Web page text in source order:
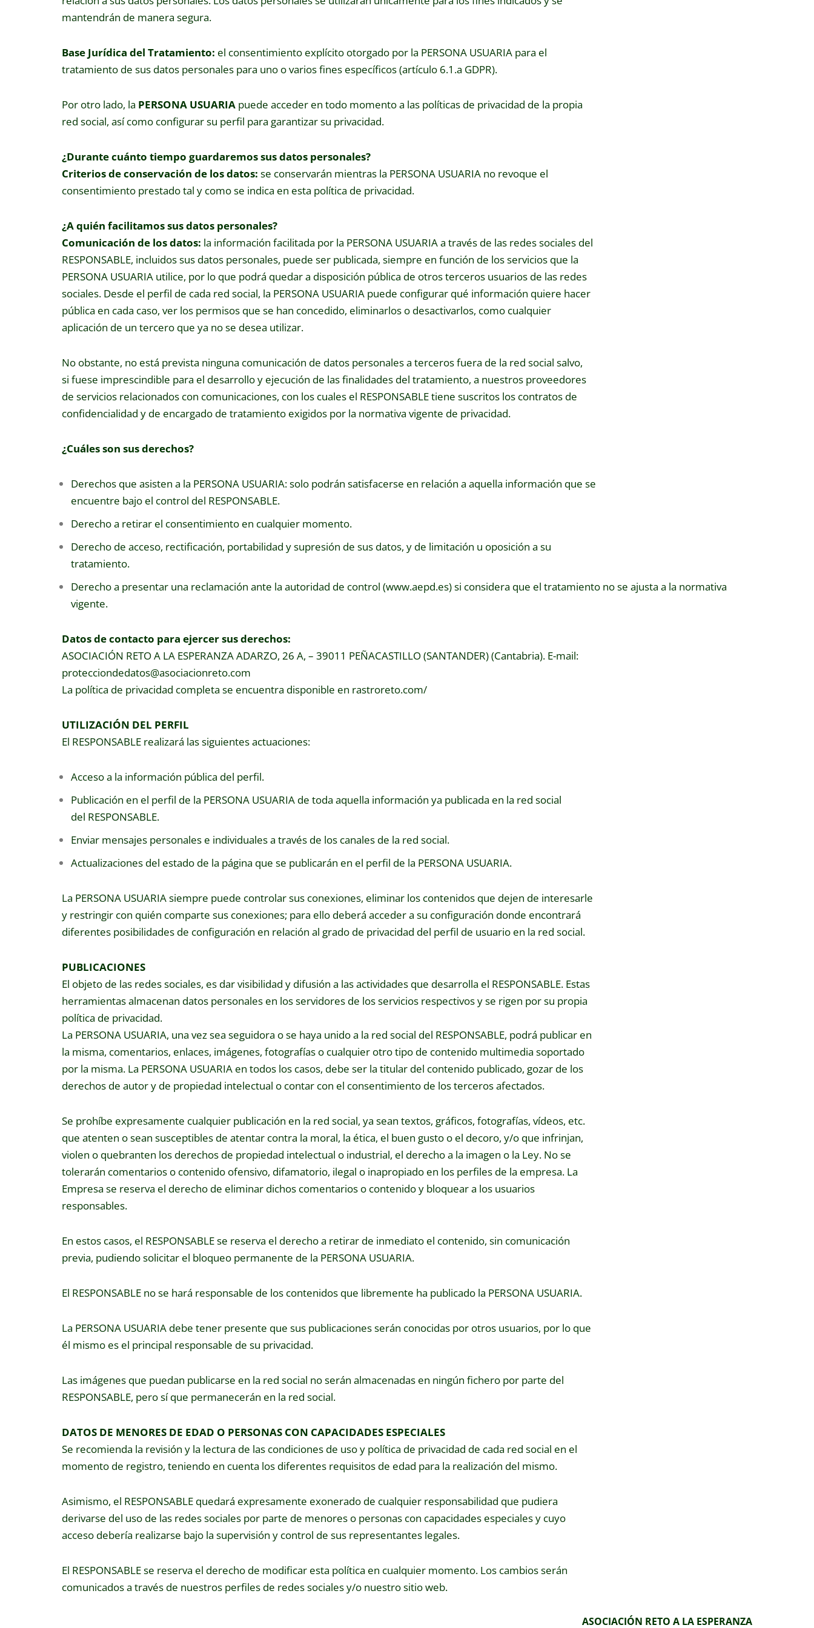
mantendrán de manera segura.
Base Jurídica del Tratamiento: el consentimiento explícito otorgado por la PERSONA USUARIA para el
tratamiento de sus datos personales para uno o varios fines específicos (artículo 6.1.a GDPR).
Por otro lado, la PERSONA USUARIA puede acceder en todo momento a las políticas de privacidad de la propia
red social, así como configurar su perfil para garantizar su privacidad.
¿Durante cuánto tiempo guardaremos sus datos personales?
Criterios de conservación de los datos: se conservarán mientras la PERSONA USUARIA no revoque el
consentimiento prestado tal y como se indica en esta política de privacidad.
¿A quién facilitamos sus datos personales?
Comunicación de los datos: la información facilitada por la PERSONA USUARIA a través de las redes sociales del
RESPONSABLE, incluidos sus datos personales, puede ser publicada, siempre en función de los servicios que la
PERSONA USUARIA utilice, por lo que podrá quedar a disposición pública de otros terceros usuarios de las redes
sociales. Desde el perfil de cada red social, la PERSONA USUARIA puede configurar qué información quiere hacer
pública en cada caso, ver los permisos que se han concedido, eliminarlos o desactivarlos, como cualquier
aplicación de un tercero que ya no se desea utilizar.
No obstante, no está prevista ninguna comunicación de datos personales a terceros fuera de la red social salvo,
si fuese imprescindible para el desarrollo y ejecución de las finalidades del tratamiento, a nuestros proveedores
de servicios relacionados con comunicaciones, con los cuales el RESPONSABLE tiene suscritos los contratos de
confidencialidad y de encargado de tratamiento exigidos por la normativa vigente de privacidad.
¿Cuáles son sus derechos?
Derechos que asisten a la PERSONA USUARIA: solo podrán satisfacerse en relación a aquella información que se
encuentre bajo el control del RESPONSABLE.
Derecho a retirar el consentimiento en cualquier momento.
Derecho de acceso, rectificación, portabilidad y supresión de sus datos, y de limitación u oposición a su
tratamiento.
Derecho a presentar una reclamación ante la autoridad de control (www.aepd.es) si considera que el tratamiento no se ajusta a la normativa
vigente.
Datos de contacto para ejercer sus derechos:
ASOCIACIÓN RETO A LA ESPERANZA ADARZO, 26 A, – 39011 PEÑACASTILLO (SANTANDER) (Cantabria). E-mail:
protecciondedatos@asociacionreto.com
La política de privacidad completa se encuentra disponible en rastroreto.com/
UTILIZACIÓN DEL PERFIL
El RESPONSABLE realizará las siguientes actuaciones:
Acceso a la información pública del perfil.
Publicación en el perfil de la PERSONA USUARIA de toda aquella información ya publicada en la red social
del RESPONSABLE.
Enviar mensajes personales e individuales a través de los canales de la red social.
Actualizaciones del estado de la página que se publicarán en el perfil de la PERSONA USUARIA.
La PERSONA USUARIA siempre puede controlar sus conexiones, eliminar los contenidos que dejen de interesarle
y restringir con quién comparte sus conexiones; para ello deberá acceder a su configuración donde encontrará
diferentes posibilidades de configuración en relación al grado de privacidad del perfil de usuario en la red social.
PUBLICACIONES
El objeto de las redes sociales, es dar visibilidad y difusión a las actividades que desarrolla el RESPONSABLE. Estas
herramientas almacenan datos personales en los servidores de los servicios respectivos y se rigen por su propia
política de privacidad.
La PERSONA USUARIA, una vez sea seguidora o se haya unido a la red social del RESPONSABLE, podrá publicar en
la misma, comentarios, enlaces, imágenes, fotografías o cualquier otro tipo de contenido multimedia soportado
por la misma. La PERSONA USUARIA en todos los casos, debe ser la titular del contenido publicado, gozar de los
derechos de autor y de propiedad intelectual o contar con el consentimiento de los terceros afectados.
Se prohíbe expresamente cualquier publicación en la red social, ya sean textos, gráficos, fotografías, vídeos, etc.
que atenten o sean susceptibles de atentar contra la moral, la ética, el buen gusto o el decoro, y/o que infrinjan,
violen o quebranten los derechos de propiedad intelectual o industrial, el derecho a la imagen o la Ley. No se
tolerarán comentarios o contenido ofensivo, difamatorio, ilegal o inapropiado en los perfiles de la empresa. La
Empresa se reserva el derecho de eliminar dichos comentarios o contenido y bloquear a los usuarios
responsables.
En estos casos, el RESPONSABLE se reserva el derecho a retirar de inmediato el contenido, sin comunicación
previa, pudiendo solicitar el bloqueo permanente de la PERSONA USUARIA.
El RESPONSABLE no se hará responsable de los contenidos que libremente ha publicado la PERSONA USUARIA.
La PERSONA USUARIA debe tener presente que sus publicaciones serán conocidas por otros usuarios, por lo que
él mismo es el principal responsable de su privacidad.
Las imágenes que puedan publicarse en la red social no serán almacenadas en ningún fichero por parte del
RESPONSABLE, pero sí que permanecerán en la red social.
DATOS DE MENORES DE EDAD O PERSONAS CON CAPACIDADES ESPECIALES
Se recomienda la revisión y la lectura de las condiciones de uso y política de privacidad de cada red social en el
momento de registro, teniendo en cuenta los diferentes requisitos de edad para la realización del mismo.
Asimismo, el RESPONSABLE quedará expresamente exonerado de cualquier responsabilidad que pudiera
derivarse del uso de las redes sociales por parte de menores o personas con capacidades especiales y cuyo
acceso debería realizarse bajo la supervisión y control de sus representantes legales.
El RESPONSABLE se reserva el derecho de modificar esta política en cualquier momento. Los cambios serán
comunicados a través de nuestros perfiles de redes sociales y/o nuestro sitio web.
ASOCIACIÓN RETO A LA ESPERANZA